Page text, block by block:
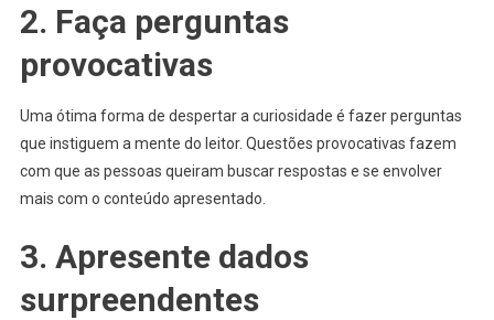
2. Faça perguntas
provocativas
Uma ótima forma de despertar a curiosidade é fazer perguntas
que instiguem a mente do leitor. Questões provocativas fazem
com que as pessoas queiram buscar respostas e se envolver
mais com o conteúdo apresentado.
3. Apresente dados
surpreendentes